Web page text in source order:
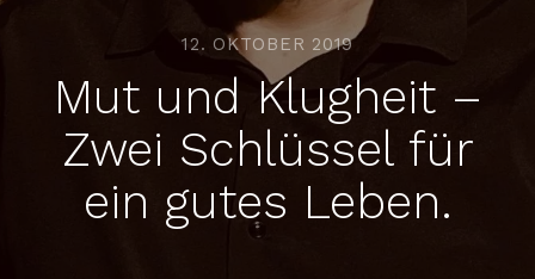
12. OKTOBER 2019
Mut und Klugheit –
Zwei Schlüssel für
ein gutes Leben.